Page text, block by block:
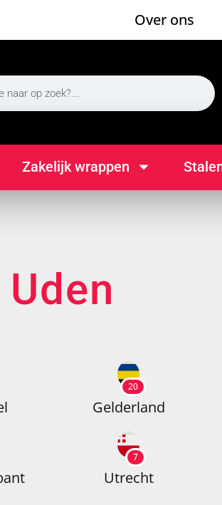
Over ons
Zakelijk wrappen
Uden
20
Gelderland
7
Utrecht